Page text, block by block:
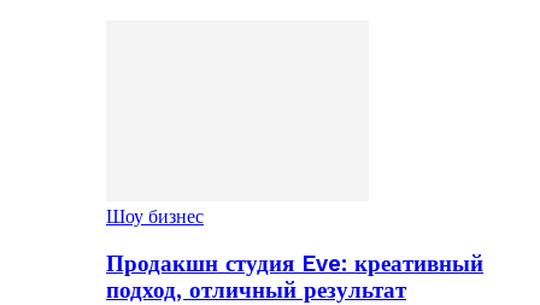
Шоу бизнес
Продакшн студия Eve: креативный
подход, отличный результат